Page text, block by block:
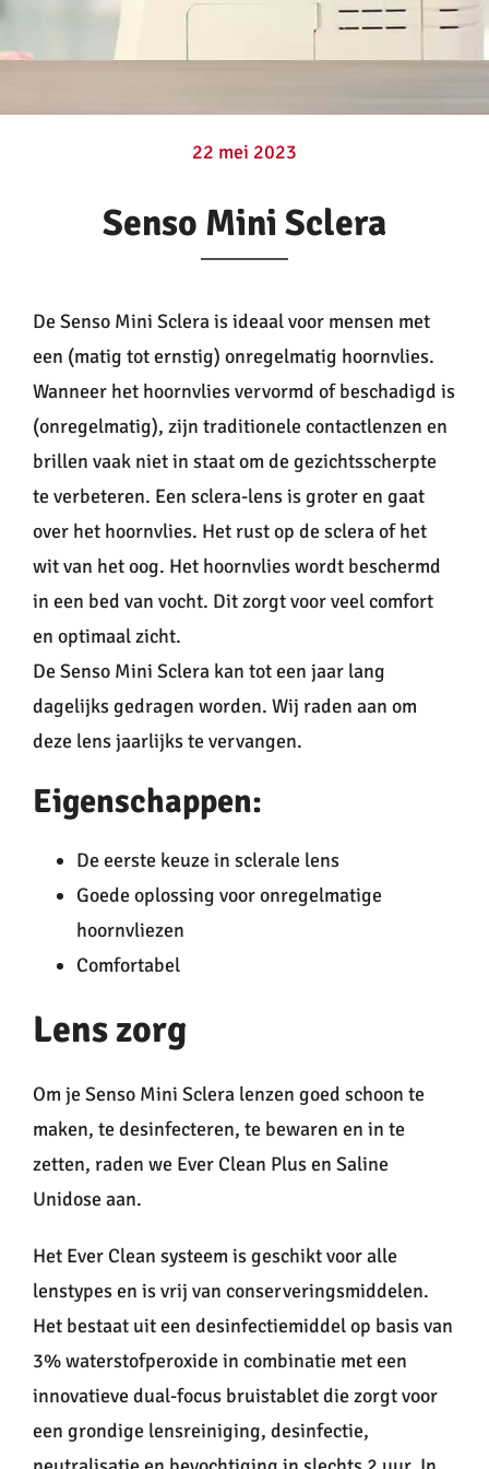
Contactlenzen
22 mei 2023
Senso Mini Sclera
De Senso Mini Sclera is ideaal voor mensen met
een (matig tot ernstig) onregelmatig hoornvlies.
Wanneer het hoornvlies vervormd of beschadigd is
(onregelmatig), zijn traditionele contactlenzen en
brillen vaak niet in staat om de gezichtsscherpte
te verbeteren. Een sclera-lens is groter en gaat
over het hoornvlies. Het rust op de sclera of het
wit van het oog. Het hoornvlies wordt beschermd
in een bed van vocht. Dit zorgt voor veel comfort
en optimaal zicht.
De Senso Mini Sclera kan tot een jaar lang
dagelijks gedragen worden. Wij raden aan om
deze lens jaarlijks te vervangen.
Eigenschappen:
De eerste keuze in sclerale lens
Goede oplossing voor onregelmatige
hoornvliezen
Comfortabel
Lens zorg
Om je Senso Mini Sclera lenzen goed schoon te
maken, te desinfecteren, te bewaren en in te
zetten, raden we Ever Clean Plus en Saline
Unidose aan.
Het Ever Clean systeem is geschikt voor alle
lenstypes en is vrij van conserveringsmiddelen.
Het bestaat uit een desinfectiemiddel op basis van
3% waterstofperoxide in combinatie met een
innovatieve dual-focus bruistablet die zorgt voor
een grondige lensreiniging, desinfectie,